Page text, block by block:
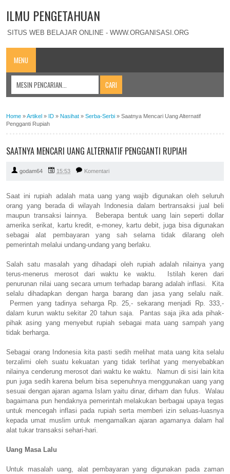
ILMU PENGETAHUAN
SITUS WEB BELAJAR ONLINE - WWW.ORGANISASI.ORG
MENU
Home »Artikel » ID » Nasihat » Serba-Serbi » Saatnya Mencari Uang Alternatif
Pengganti Rupiah
SAATNYA MENCARI UANG ALTERNATIF PENGGANTI RUPIAH
godam64 15:53 Komentari
Saat ini rupiah adalah mata uang yang wajib digunakan oleh seluruh
orang yang berada di wilayah Indonesia dalam bertransaksi jual beli
maupun transaksi lainnya. Beberapa bentuk uang lain seperti dollar
amerika serikat, kartu kredit, e-money, kartu debit, juga bisa digunakan
sebagai alat pembayaran yang sah selama tidak dilarang oleh
pemerintah melalui undang-undang yang berlaku.
Salah satu masalah yang dihadapi oleh rupiah adalah nilainya yang
terus-menerus merosot dari waktu ke waktu. Istilah keren dari
penurunan nilai uang secara umum terhadap barang adalah inflasi. Kita
selalu dihadapkan dengan harga barang dan jasa yang selalu naik.
Permen yang tadinya seharga Rp. 25,- sekarang menjadi Rp. 333,-
dalam kurun waktu sekitar 20 tahun saja. Pantas saja jika ada pihak-
pihak asing yang menyebut rupiah sebagai mata uang sampah yang
tidak berharga.
Sebagai orang Indonesia kita pasti sedih melihat mata uang kita selalu
terzalimi oleh suatu kekuatan yang tidak terlihat yang menyebabkan
nilainya cenderung merosot dari waktu ke waktu. Namun di sisi lain kita
pun juga sedih karena belum bisa sepenuhnya menggunakan uang yang
sesuai dengan ajaran agama Islam yaitu dinar, dirham dan fulus. Walau
bagaimana pun hendaknya pemerintah melakukan berbagai upaya tegas
untuk mencegah inflasi pada rupiah serta memberi izin seluas-luasnya
kepada umat muslim untuk mengamalkan ajaran agamanya dalam hal
alat tukar transaksi sehari-hari.
Uang Masa Lalu
Untuk masalah uang, alat pembayaran yang digunakan pada zaman